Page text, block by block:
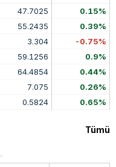
47.7025 0.15%
55.2435 0.39%
3.304 -0.75%
59.1256 0.9%
64.4854 0.44%
7.075 0.26%
0.5824 0.65%
Tümü